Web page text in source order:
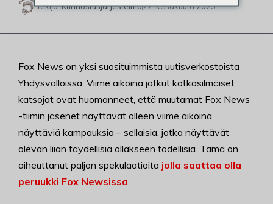
Tekijä:Kunnostusjärjestelmä27. kesäkuuta 2023
Fox News on yksi suosituimmista uutisverkostoista
Yhdysvalloissa. Viime aikoina jotkut kotkasilmäiset
katsojat ovat huomanneet, että muutamat Fox News
-tiimin jäsenet näyttävät olleen viime aikoina
näyttäviä kampauksia – sellaisia, jotka näyttävät
olevan liian täydellisiä ollakseen todellisia. Tämä on
aiheuttanut paljon spekulaatioita jolla saattaa olla
peruukki Fox Newsissa.